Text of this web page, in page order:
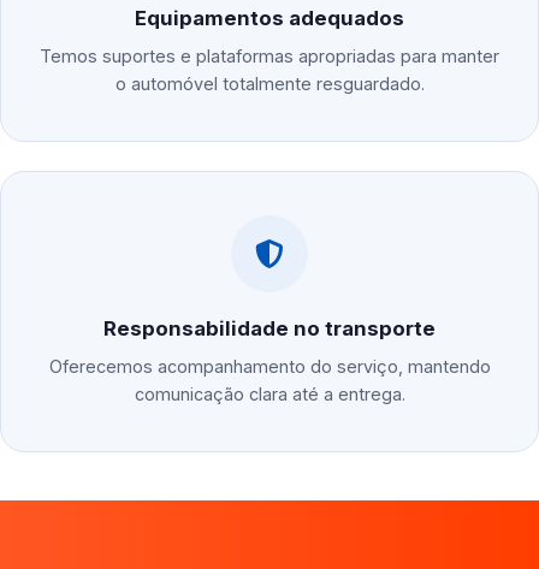
Equipamentos adequados
Temos suportes e plataformas apropriadas para manter
o automóvel totalmente resguardado.
Responsabilidade no transporte
Oferecemos acompanhamento do serviço, mantendo
comunicação clara até a entrega.